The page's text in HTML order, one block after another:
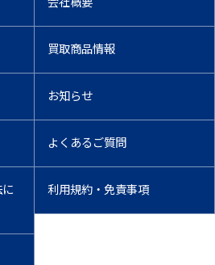
買取商品情報
お知らせ
よくあるご質問
利用規約・免責事項